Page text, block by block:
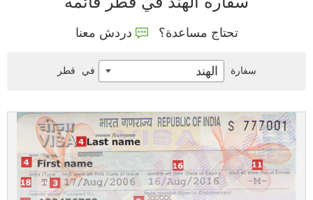
تحتاج مساعدة؟ دردش معنا
سفارة الهند في قطر